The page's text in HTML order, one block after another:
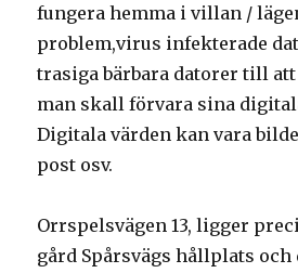
fungera hemma i villan /
problem,virus infekterade
trasiga bärbara datorer till att
man skall förvara sina
Digitala värden kan vara
post osv.
Orrspelsvägen 13, ligger
gård Spårsvägs hållplats och